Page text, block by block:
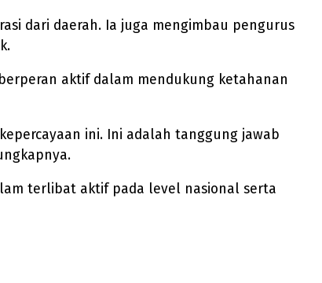
dari daerah. Ia juga mengimbau pengurus
aktif dalam mendukung ketahanan
ini. Ini adalah tanggung jawab
terlibat aktif pada level nasional serta